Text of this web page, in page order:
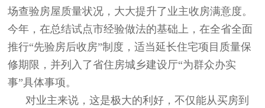
场查验房屋质量状况，大大提升了业主收房满意度。
今年，在总结试点市经验做法的基础上，在全省全面
推行“先验房后收房”制度，适当延长住宅项目质量保
修期限，并列入了省住房城乡建设厅“为群众办实
事”具体事项。
对业主来说，这是极大的利好，不仅能从买房到